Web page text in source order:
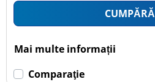
CUMPĂRĂ
Mai multe informații
Comparaţie